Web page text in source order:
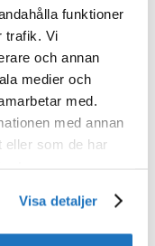
funktioner
trafik. Vi
och annan
medier och
med.
med annan
eller som de har
Visa detaljer
bestämmelserna påverkat
i byggnader
och miljöministeriet.